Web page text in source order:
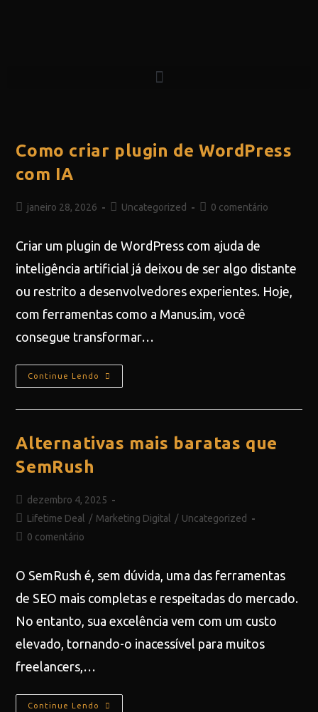
Como criar plugin de WordPress
com IA
janeiro 28, 2026 Uncategorized 0 comentário
Criar um plugin de WordPress com ajuda de
inteligência artificial já deixou de ser algo distante
ou restrito a desenvolvedores experientes. Hoje,
com ferramentas como a Manus.im, você
consegue transformar…
Continue Lendo
Alternativas mais baratas que
SemRush
dezembro 4, 2025
Lifetime Deal
/ Marketing Digital / Uncategorized
0 comentário
O SemRush é, sem dúvida, uma das ferramentas
de SEO mais completas e respeitadas do mercado.
No entanto, sua excelência vem com um custo
elevado, tornando-o inacessível para muitos
freelancers,…
Continue Lendo